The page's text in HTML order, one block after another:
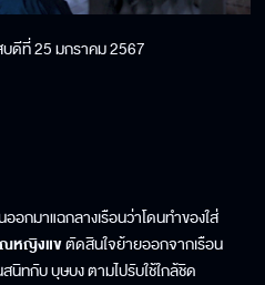
บดีที่ 25 มกราคม 2567
กมาแฉกลางเรือนว่าโดนทำของใส่
หญิงแขตัดสินใจย้ายออกจากเรือน
นิทกับ บุษบง ตามไปรับใช้ใกล้ชิด